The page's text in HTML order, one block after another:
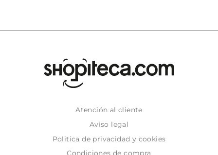
Atención al cliente
Aviso legal
Politica de privacidad y cookies
Condiciones de compra